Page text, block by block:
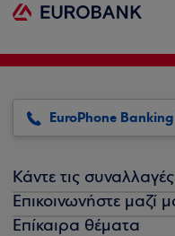
EuroPhone
Κάντε τις
Επικοινωνήστε μαζί
Επίκαιρα θέματα